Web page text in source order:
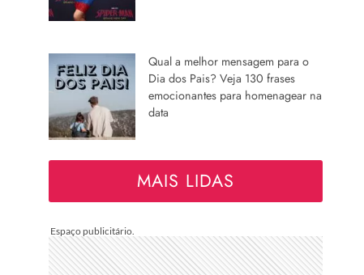
Qual a melhor mensagem para o
Dia dos Pais? Veja 130 frases
emocionantes para homenagear na
data
MAIS LIDAS